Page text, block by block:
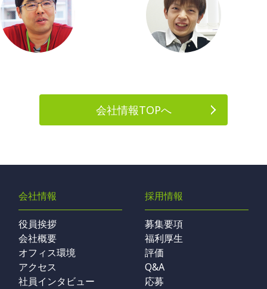
会社情報TOPへ
会社情報
役員挨拶
会社概要
オフィス環境
アクセス
社員インタビュー
採用情報
募集要項
福利厚生
評価
Q&A
応募